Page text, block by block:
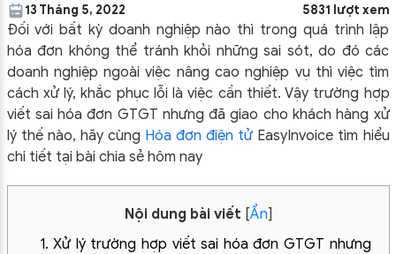
13 Tháng 5, 2022 5831 lượt xem
Đối với bất kỳ doanh nghiệp nào thì trong quá trình lập
hóa đơn không thể tránh khỏi những sai sót, do đó các
doanh nghiệp ngoài việc nâng cao nghiệp vụ thì việc tìm
cách xử lý, khắc phục lỗi là việc cần thiết. Vậy trường hợp
viết sai hóa đơn GTGT nhưng đã giao cho khách hàng xử
lý thế nào, hãy cùng Hóa đơn điện tử EasyInvoice tìm hiểu
chi tiết tại bài chia sẻ hôm nay
Nội dung bài viết [Ẩn]
1. Xử lý trường hợp viết sai hóa đơn GTGT nhưng